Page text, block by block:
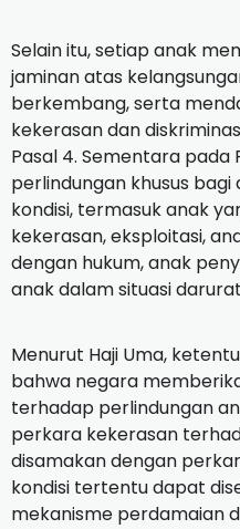
Selain itu, setiap anak
jaminan atas
berkembang, serta
kekerasan dan
Pasal 4. Sementara pada
perlindungan khusus
kondisi, termasuk anak
kekerasan, eksploitasi,
dengan hukum, anak
anak dalam situasi
Menurut Haji Uma,
bahwa negara
terhadap perlindungan
perkara kekerasan
disamakan dengan
kondisi tertentu dapat
mekanisme perdamaian